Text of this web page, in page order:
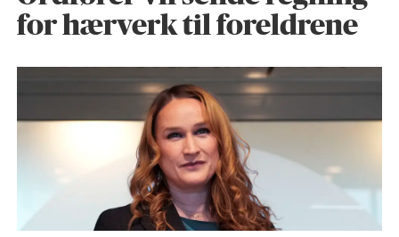
for hærverk til foreldrene